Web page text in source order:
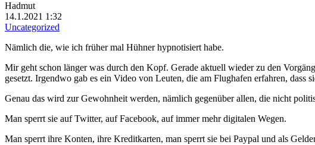
Hadmut
14.1.2021 1:32
Uncategorized
Nämlich die, wie ich früher mal Hühner hypnotisiert habe.
Mir geht schon länger was durch den Kopf. Gerade aktuell wieder zu den
gesetzt. Irgendwo gab es ein Video von Leuten, die am Flughafen erfahren, dass
Genau das wird zur Gewohnheit werden, nämlich gegenüber allen, die nicht
Man sperrt sie auf Twitter, auf Facebook, auf immer mehr digitalen Wegen.
Man sperrt ihre Konten, ihre Kreditkarten, man sperrt sie bei Paypal und als